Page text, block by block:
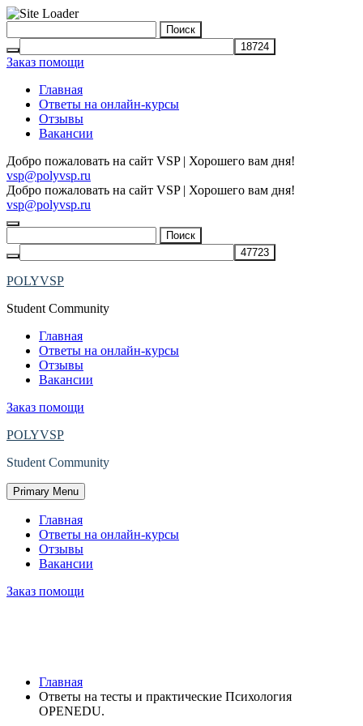
to
content
Заказ помощи
Главная
Ответы на онлайн-курсы
Отзывы
Вакансии
Добро пожаловать на сайт VSP | Хорошего вам дня!
vsp@polyvsp.ru
Добро пожаловать на сайт VSP | Хорошего вам дня!
vsp@polyvsp.ru
POLYVSP
Student Community
Главная
Ответы на онлайн-курсы
Отзывы
Вакансии
Заказ помощи
POLYVSP
Student Community
Primary Menu
Главная
Ответы на онлайн-курсы
Отзывы
Вакансии
Заказ помощи
Главная
Ответы на тесты и практические Психология
OPENEDU.